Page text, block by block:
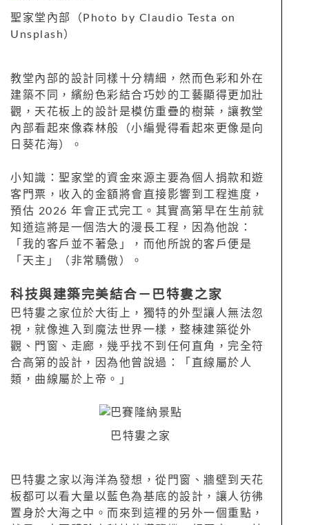
聖家堂內部（Photo by Claudio Testa on
Unsplash）
教堂內部的設計同樣十分精細，然而色彩和外在
建築不同，繽紛色彩結合巧妙的工藝顯得更加壯
觀，天花板上的設計是模仿重疊的樹葉，讓教堂
內部看起來像森林般（小編覺得看起來更像是向
日葵花海）。
小知識：聖家堂的資金來源主要為個人捐款和遊
客門票，收入的金額將會直接影響到工程進度，
預估 2026 年會正式完工。其實高第早在生前就
知道這將是一個浩大的漫長工程，因為他說：
「我的客戶並不著急」，而他所說的客戶便是
「天主」（非常驕傲）。
科技與建築完美結合－ 巴特婁之家
巴特婁之家位於大街上，獨特的外型讓人無法忽
視，就像進入到魔法世界一樣，整棟建築從外
觀、門窗、走廊，幾乎找不到任何直角，完全符
合高第的設計，因為他曾說過：「直線屬於人
類，曲線屬於上帝。」
巴特婁之家
巴特婁之家以海洋為發想，從門窗、牆壁到天花
板都可以看大量以藍色為基底的設計，讓人彷彿
置身於大海之中。而來到這裡的另外一個重點，